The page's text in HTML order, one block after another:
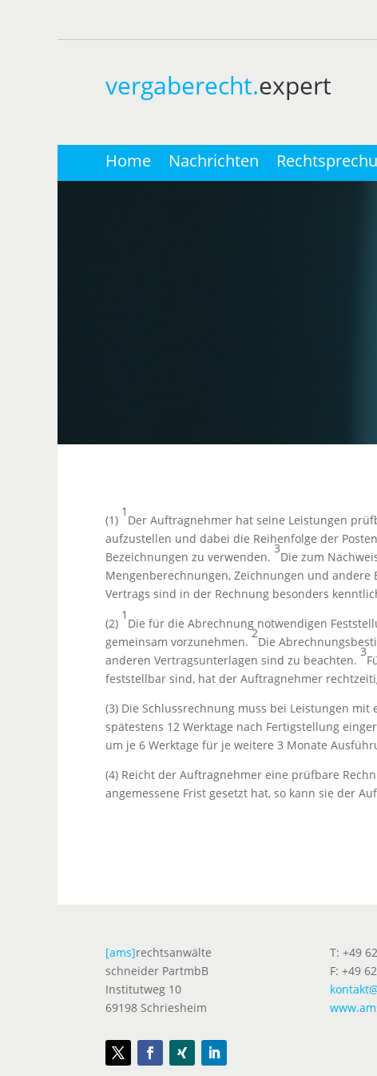
vergaberecht.expert
Home Nachrichten
(1)
1
Der Auftragnehmer hat seine Leistungen
aufzustellen und dabei die Reihenfolge der
Bezeichnungen zu verwenden.
3
Die zum
Mengenberechnungen, Zeichnungen und andere
Vertrags sind in der Rechnung besonders
(2)
1
Die für die Abrechnung notwendigen
gemeinsam vorzunehmen.
2
Die
anderen Vertragsunterlagen sind zu beachten.
3
feststellbar sind, hat der Auftragnehmer
(3) Die Schlussrechnung muss bei Leistungen
spätestens 12 Werktage nach Fertigstellung
um je 6 Werktage für je weitere 3 Monate
(4) Reicht der Auftragnehmer eine prüfbare
angemessene Frist gesetzt hat, so kann sie der
[ams]rechtsanwälte
schneider PartmbB
Institutweg 10
69198 Schriesheim
T: +49
F: +49